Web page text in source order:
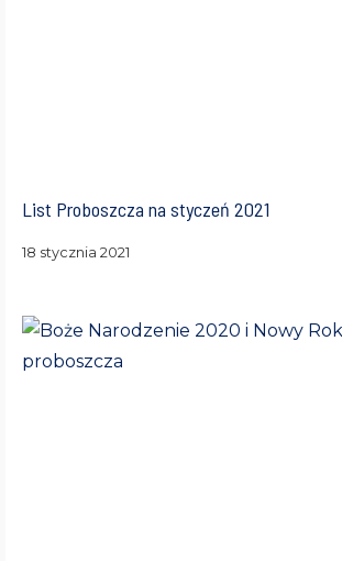
List Proboszcza na styczeń 2021
18 stycznia 2021